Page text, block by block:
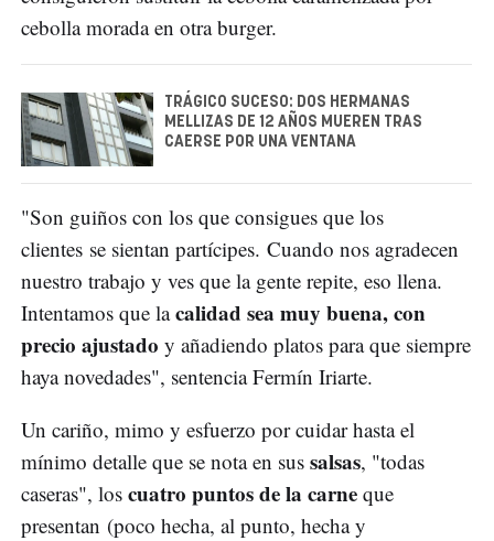
cebolla morada en otra burger.
TRÁGICO SUCESO: DOS HERMANAS
MELLIZAS DE 12 AÑOS MUEREN TRAS
CAERSE POR UNA VENTANA
"Son guiños con los que consigues que los
clientes se sientan partícipes. Cuando nos agradecen
nuestro trabajo y ves que la gente repite, eso llena.
Intentamos que lacalidad sea muy buena, con
precio ajustado y añadiendo platos para que siempre
haya novedades", sentencia Fermín Iriarte.
Un cariño, mimo y esfuerzo por cuidar hasta el
mínimo detalle que se nota en sus salsas, "todas
caseras", los cuatro puntos de la carne que
presentan (poco hecha, al punto, hecha y